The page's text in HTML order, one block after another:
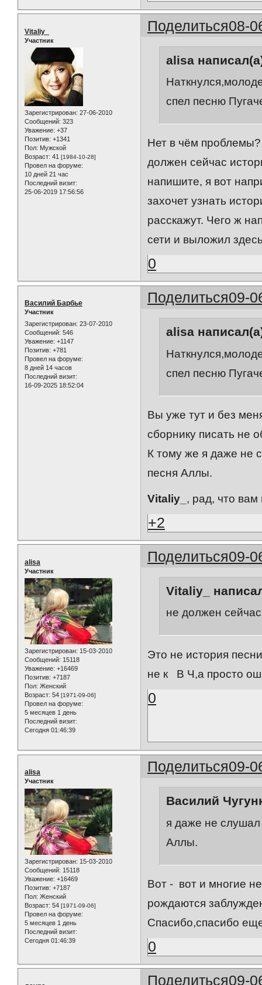
Поделиться08-
Vitaliy_
Участник
Зарегистрирован: 27-06-2010
Сообщений: 323
Уважение: +37
Позитив: +1341
Пол: Мужской
Возраст: 41 [1984-10-28]
Провел на форуме:
10 дней 21 час
Последний визит:
25-06-2019 17:56:56
alisa
спел песню
Нет в чём
должен сейчас
напишите, я вот
захочет узнать
расскажут. Чего ж
сети и выложил
0
Поделиться09-
Василий Барбье
Участник
Зарегистрирован: 23-07-2010
Сообщений: 546
Уважение: +1147
Позитив: +781
Провел на форуме:
8 дней 14 часов
Последний визит:
16-09-2025 18:52:04
alisa
спел песню
Вы уже тут и без
сборнику писать не
К тому же я даже не
песня Аллы.
Vitaliy_ , рад, что вам
+2
Поделиться09-
alisa
Участник
Зарегистрирован: 15-03-2010
Сообщений: 15118
Уважение: +16469
Позитив: +7187
Пол: Женский
Возраст: 54 [1971-09-06]
Провел на форуме:
5 месяцев 1 день
Последний визит:
Сегодня 01:46:39
Vitaliy_
не должен
Это не история
не к В Ч,а просто
0
Поделиться09-
alisa
Участник
Зарегистрирован: 15-03-2010
Сообщений: 15118
Уважение: +16469
Позитив: +7187
Пол: Женский
Возраст: 54 [1971-09-06]
Провел на форуме:
5 месяцев 1 день
Последний визит:
Сегодня 01:46:39
Василий
я даже не слушал
Аллы.
Вот - вот и многие
рождаются
Спасибо,спасибо
0
Поделиться09-